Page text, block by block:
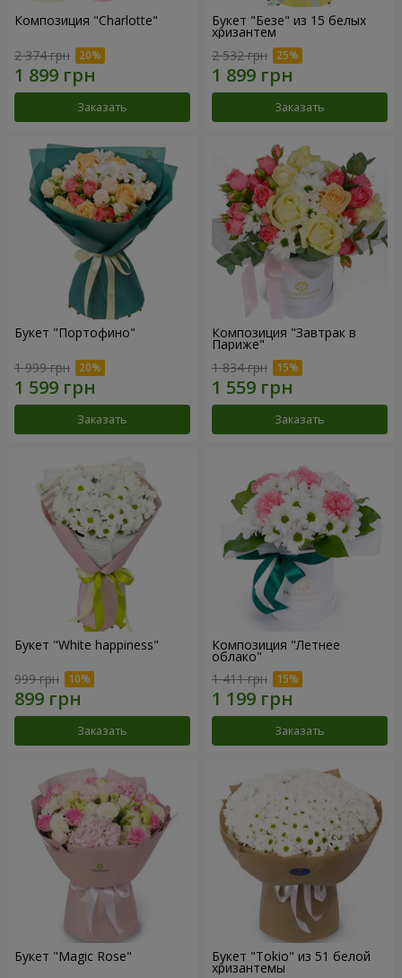
Композиция "Charlotte"
2 374 грн
Заказать
Букет "Безе" из 15 белых
хризантем
2 532 грн
Заказать
Букет "Портофино"
1 999 грн
Заказать
Композиция "Завтрак в
Париже"
1 834 грн
Заказать
Букет "White happiness"
999 грн
Заказать
Композиция "Летнее
облако"
1 411 грн
Заказать
Букет "Magic Rose" Букет "Tokio" из 51 белой
хризантемы